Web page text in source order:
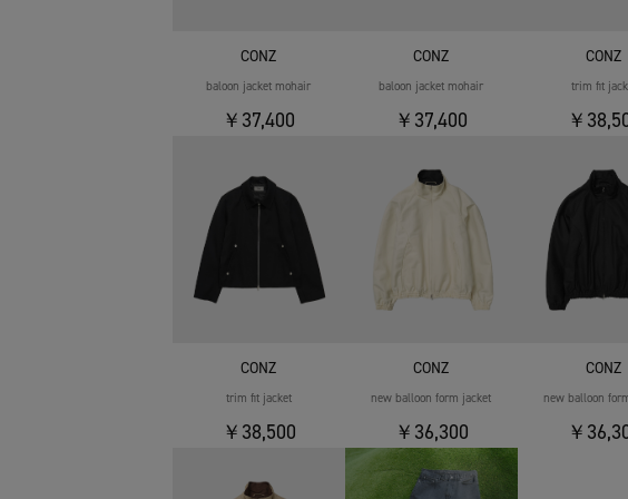
CONZ
baloon jacket mohair
￥37,400
CONZ
baloon jacket mohair
￥37,400
CONZ
trim fit
￥
CONZ
trim fit jacket
￥38,500
CONZ
new balloon form jacket
￥36,300
CONZ
new balloon
￥